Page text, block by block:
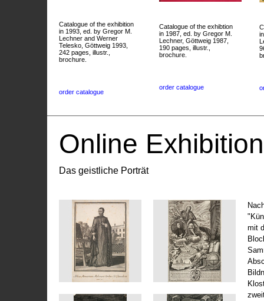
Catalogue of the exhibition
in 1993, ed. by Gregor M.
Lechner and Werner
Telesko, Göttweig 1993,
242 pages, illustr.,
brochure.
order catalogue
Catalogue of the exhibtion
in 1987, ed. by Gregor M.
Lechner, Göttweig 1987,
190 pages, illustr.,
brochure.
order catalogue
Online
Das geistliche Porträt
mit